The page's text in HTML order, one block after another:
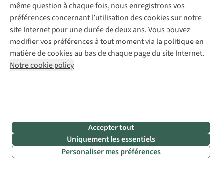
Encore plus d’inspiration
Voyage | Inspiration
même question à chaque fois, nous enregistrons vos
préférences concernant l’utilisation des cookies sur notre
site Internet pour une durée de deux ans. Vous pouvez
modifier vos préférences à tout moment via la politique en
matière de cookies au bas de chaque page du site Internet.
Notre cookie policy
Accepter tout
Uniquement les essentiels
Personaliser mes préférences